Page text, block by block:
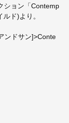
ション「Contemp
ド)より。
ンドサン]>Conte